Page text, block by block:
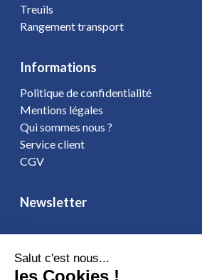
Treuils
Rangement transport
Informations
Politique de confidentialité
Mentions légales
Qui sommes nous ?
Service client
CGV
Newsletter
Vous affirmez avoir pris connaissance
Salut c'est nous...
les Cookies !